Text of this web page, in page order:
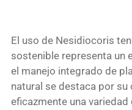
El uso de Nesidiocoris
sostenible representa un
el manejo integrado de
natural se destaca por
eficazmente una